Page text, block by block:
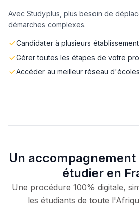
Avec Studyplus, plus besoin de
démarches complexes.
Candidater à plusieurs
Gérer toutes les étapes de votre
Accéder au meilleur réseau
Un
étudier en
Une procédure 100% digitale,
les étudiants de toute